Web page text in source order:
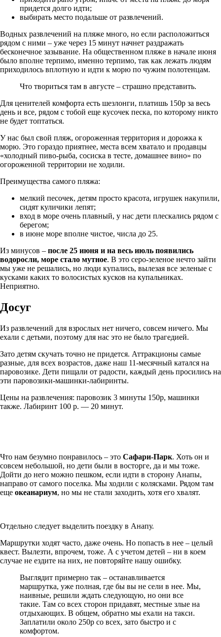
придется долго идти;
выбирать место подальше от развлечений.
Водных развлечений на пляже много, но если расположиться
рядом с ними – уже через 15 минут начнет раздражать
бесконечное зазывание. На общественном пляже в начале июня
было вполне терпимо, именно терпимо, так как лежать людям
приходилось вплотную и идти к морю по чужим полотенцам.
Что твориться там в августе – страшно представить.
Для ценителей комфорта есть шезлонги, платишь 150р за весь
день и все, рядом с тобой еще кусочек песка, по которому никто
не будет топтаться.
У нас был свой пляж, огороженная территория и дорожка к
морю. Это гораздо приятнее, места всем хватало и продавцы
«холодный пиво-рыба, сосиска в тесте, домашнее вино» по
огороженной территории не ходили.
Преимущества самого пляжа:
мелкий песочек, детям просто красота, игрушек накупили,
сидят куличики лепят;
вход в море очень плавный, у нас дети плескались рядом с
берегом;
в июне море вполне чистое, числа до 25.
Из минусов – после 25 июня и на весь июль появились
водоросли, море стало мутное. В это серо-зеленое нечто зайти
мы уже не решались, но люди купались, вылезая все зеленые с
кусками каких то волосистых кусков на купальниках.
Неприятно.
Досуг
Из развлечений для взрослых нет ничего, совсем ничего. Мы
ехали с детьми, поэтому для нас это не было трагедией.
Зато детям скучать точно не придется. Аттракционы самые
разные, для всех возрастов, даже наш 11-месячный катался на
паровозике. Дети пищали от радости, каждый день просились на
эти паровозики-машинки-лабиринты.
Цены на развлечения: паровозик 3 минуты 150р, машинки
также. Лабиринт 100 р. — 20 минут.
Что нам безумно понравилось – это Сафари-Парк. Хоть он и
совсем небольшой, но дети были в восторге, да и мы тоже.
Дойти до него можно пешком, если идти в сторону Анапы,
направо от самого поселка. Мы ходили с колясками. Рядом там
еще океанариум, но мы не стали заходить, хотя его хвалят.
Отдельно следует выделить поездку в Анапу.
Маршрутки ходят часто, даже очень. Но попасть в нее – целый
квест. Вылезти, впрочем, тоже. А с учетом детей – ни в коем
случае не ездите на них, не повторяйте нашу ошибку.
Выглядит примерно так – останавливается
маршрутка, уже полная, где бы вы не сели в нее. Мы,
наивные, решили ждать следующую, но они все
такие. Там со всех сторон придавят, местные злые на
отдыхающих. В общем, обратно мы ехали на такси.
Заплатили около 250р со всех, зато быстро и с
комфортом.